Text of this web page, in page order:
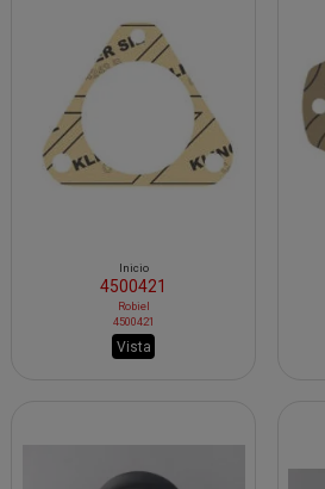
Inicio
4500421
Robiel
4500421
Vista